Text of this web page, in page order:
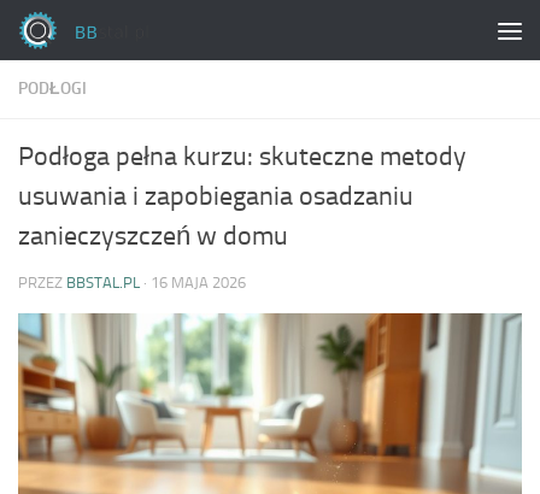
Skip to content
PODŁOGI
Podłoga pełna kurzu: skuteczne metody
usuwania i zapobiegania osadzaniu
zanieczyszczeń w domu
PRZEZ BBSTAL.PL · 16 MAJA 2026